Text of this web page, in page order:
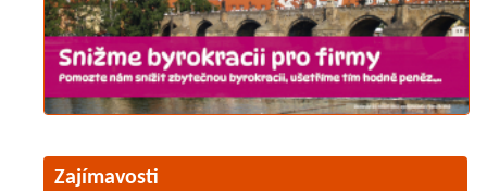
Zajímavosti